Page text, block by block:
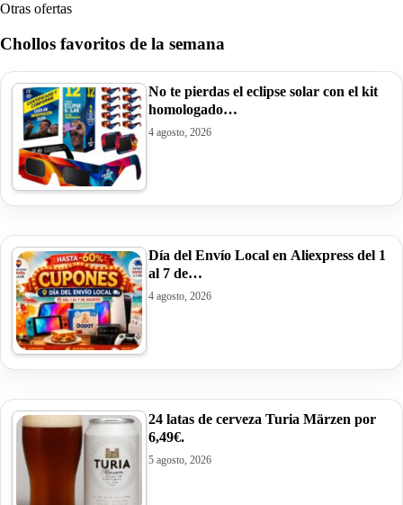
Otras ofertas
Chollos favoritos de la semana
No te pierdas el eclipse solar con el kit
homologado…
4 agosto, 2026
Día del Envío Local en Aliexpress del 1
al 7 de…
4 agosto, 2026
24 latas de cerveza Turia Märzen por
6,49€.
5 agosto, 2026